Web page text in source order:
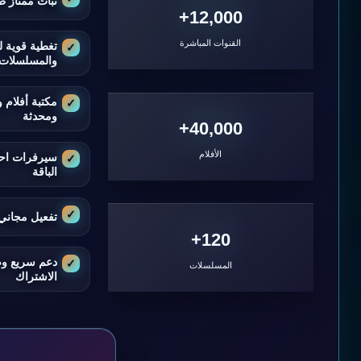
تغطية قوية
مكتبة
ومحدثة
سيرفرات
الباقة
تفعيل
دعم سريع
الاشتراك
12,000+
القنوات المباشرة
40,000+
الأفلام
120+
المسلسلات